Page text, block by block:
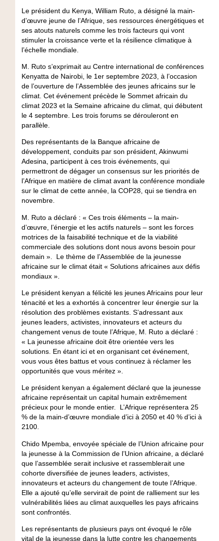
Le président du Kenya, William Ruto, a désigné la main-
d’œuvre jeune de l’Afrique, ses ressources énergétiques et
ses atouts naturels comme les trois facteurs qui vont
stimuler la croissance verte et la résilience climatique à
l’échelle mondiale.
M. Ruto s’exprimait au Centre international de conférences
Kenyatta de Nairobi, le 1er septembre 2023, à l’occasion
de l’ouverture de l’Assemblée des jeunes africains sur le
climat. Cet événement précède le Sommet africain du
climat 2023 et la Semaine africaine du climat, qui débutent
le 4 septembre. Les trois forums se dérouleront en
parallèle.
Des représentants de la Banque africaine de
développement, conduits par son président, Akinwumi
Adesina, participent à ces trois événements, qui
permettront de dégager un consensus sur les priorités de
l’Afrique en matière de climat avant la conférence mondiale
sur le climat de cette année, la COP28, qui se tiendra en
novembre.
M. Ruto a déclaré : « Ces trois éléments – la main-
d’œuvre, l’énergie et les actifs naturels – sont les forces
motrices de la faisabilité technique et de la viabilité
commerciale des solutions dont nous avons besoin pour
demain ». Le thème de l’Assemblée de la jeunesse
africaine sur le climat était « Solutions africaines aux défis
mondiaux ».
Le président kenyan a félicité les jeunes Africains pour leur
ténacité et les a exhortés à concentrer leur énergie sur la
résolution des problèmes existants. S’adressant aux
jeunes leaders, activistes, innovateurs et acteurs du
changement venus de toute l’Afrique, M. Ruto a déclaré :
« La jeunesse africaine doit être orientée vers les
solutions. En étant ici et en organisant cet événement,
vous vous êtes battus et vous continuez à réclamer les
opportunités que vous méritez ».
Le président kenyan a également déclaré que la jeunesse
africaine représentait un capital humain extrêmement
précieux pour le monde entier. L’Afrique représentera 25
% de la main-d’œuvre mondiale d’ici à 2050 et 40 % d’ici à
2100.
Chido Mpemba, envoyée spéciale de l’Union africaine pour
la jeunesse à la Commission de l’Union africaine, a déclaré
que l’assemblée serait inclusive et rassemblerait une
cohorte diversifiée de jeunes leaders, activistes,
innovateurs et acteurs du changement de toute l’Afrique.
Elle a ajouté qu’elle servirait de point de ralliement sur les
vulnérabilités liées au climat auxquelles les pays africains
sont confrontés.
Les représentants de plusieurs pays ont évoqué le rôle
vital de la jeunesse dans la lutte contre les changements